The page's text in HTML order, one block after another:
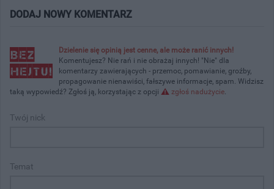
DODAJ NOWY KOMENTARZ
Dzielenie się opinią jest cenne, ale może ranić innych!
Komentujesz? Nie rań i nie obrażaj innych! "Nie" dla
komentarzy zawierających - przemoc, pomawianie, groźby,
propagowanie nienawiści, fałszywe informacje, spam. Widzisz
taką wypowiedź? Zgłoś ją, korzystając z opcji
zgłoś nadużycie
Twój nick
Temat